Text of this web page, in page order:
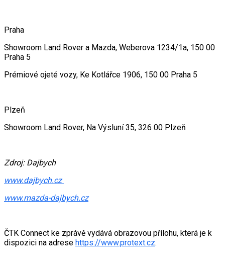
Praha
Showroom Land Rover a Mazda, Weberova 1234/1a, 150 00
Praha 5
Prémiové ojeté vozy, Ke Kotlářce 1906, 150 00 Praha 5
Plzeň
Showroom Land Rover, Na Výsluní 35, 326 00 Plzeň
Zdroj: Dajbych
www.dajbych.cz
www.mazda-dajbych.cz
ČTK Connect ke zprávě vydává obrazovou přílohu, která je k
dispozici na adrese https://www.protext.cz.